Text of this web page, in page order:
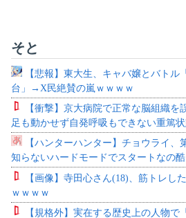
そと
【悲報】東大生、キャバ嬢とバトル
台」→X民絶賛の嵐ｗｗｗｗ
【衝撃】京大病院で正常な脳組織を
足も動かせず自発呼吸もできない重篤
【ハンターハンター】チョウライ、
知らないハードモードでスタートなの酷
【画像】寺田心さん(18)、筋トレし
ｗｗｗｗ
【規格外】実在する歴史上の人物